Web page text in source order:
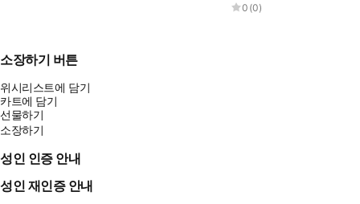
0 (0)
소장하기 버튼
위시리스트에 담기
카트에 담기
선물하기
소장하기
성인 인증 안내
성인 재인증 안내